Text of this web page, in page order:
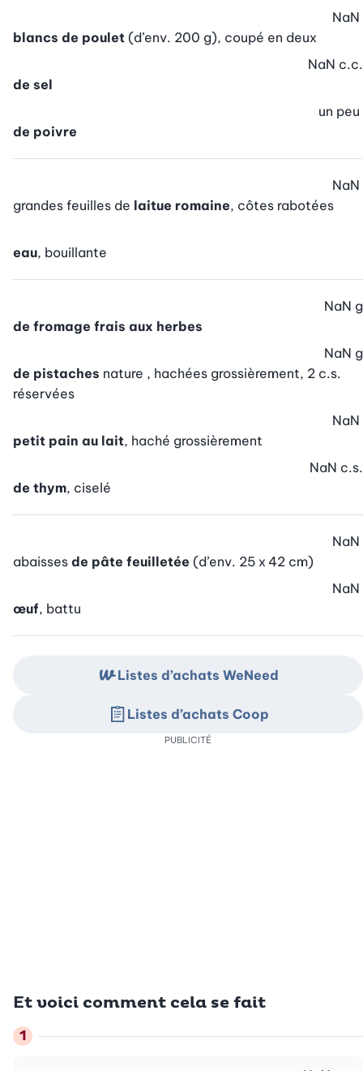
blancs de poulet (d’env. 200 g), coupé en deux
NaN
de sel
NaN c.c.
de poivre
un peu
grandes feuilles de laitue romaine, côtes rabotées
NaN
eau, bouillante
de fromage frais aux herbes
NaN g
de pistaches nature , hachées grossièrement, 2 c.s.
réservées
NaN g
petit pain au lait, haché grossièrement
NaN
de thym, ciselé
NaN c.s.
abaisses de pâte feuilletée (d’env. 25 x 42 cm)
NaN
œuf, battu
NaN
Et voici comment cela se fait
Listes d’achats WeNeed
Listes d’achats Coop
PUBLICITÉ